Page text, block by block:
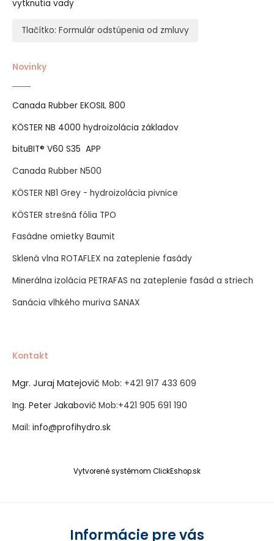
vytknutia vady
Tlačítko: Formulár odstúpenia od zmluvy
Novinky
Canada Rubber EKOSIL 800
KÖSTER NB 4000 hydroizolácia základov
bituBIT® V60 S35 APP
Canada Rubber N500
KÖSTER NB1 Grey - hydroizolácia pivnice
KÖSTER strešná fólia TPO
Fasádne omietky Baumit
Sklená vlna ROTAFLEX na zateplenie fasády
Minerálna izolácia PETRAFAS na zateplenie fasád a striech
Sanácia vlhkého muriva SANAX
Kontakt
Mgr. Juraj Matejovič Mob: +421 917 433 609
Ing. Peter Jakabovič Mob:+421 905 691 190
Mail: info@profihydro.sk
Vytvorené systémom ClickEshop.sk
Informácie pre vás